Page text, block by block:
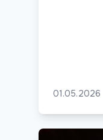
01.05.2026